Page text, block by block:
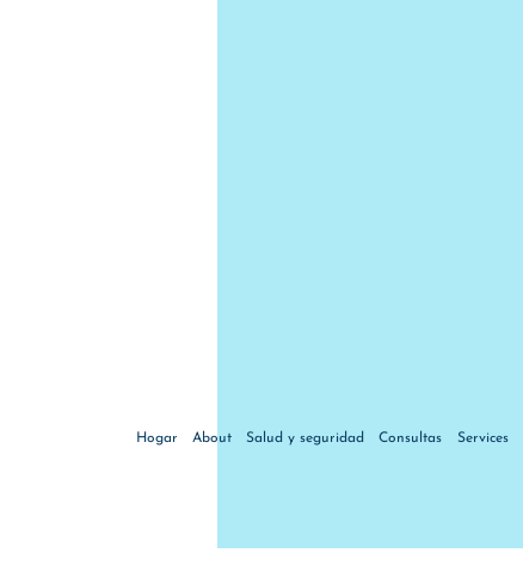
Hogar About Salud y seguridad Consultas Services